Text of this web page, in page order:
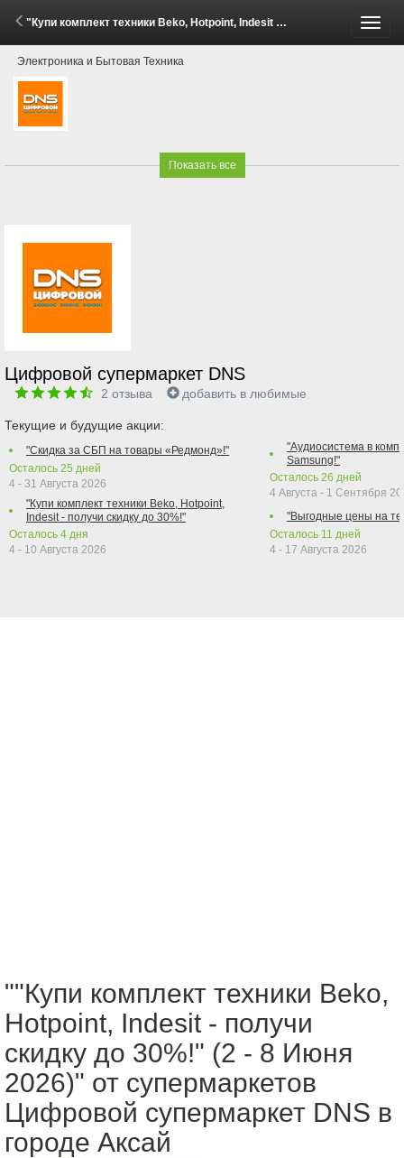
"Купи комплект техники Beko, Hotpoint, Indesit - получи скидку до 30%!" (2 - 8 Июня 2026)
Электроника и Бытовая Техника
Показать все
Цифровой супермаркет DNS
2 отзыва добавить в любимые
Текущие и будущие акции:
"Скидка за СБП на товары «Редмонд»!"
Осталось 25 дней
4 - 31 Августа 2026
"Купи комплект техники Beko, Hotpoint,
Indesit - получи скидку до 30%!"
Осталось 4 дня
4 - 10 Августа 2026
"Аудиосистема в
Samsung!"
Осталось 26 дней
4 Августа - 1 Сентября
"Выгодные цены на
Осталось 11 дней
4 - 17 Августа 2026
""Купи комплект техники Beko,
Hotpoint, Indesit - получи
скидку до 30%!" (2 - 8 Июня
2026)" от супермаркетов
Цифровой супермаркет DNS в
городе Аксай